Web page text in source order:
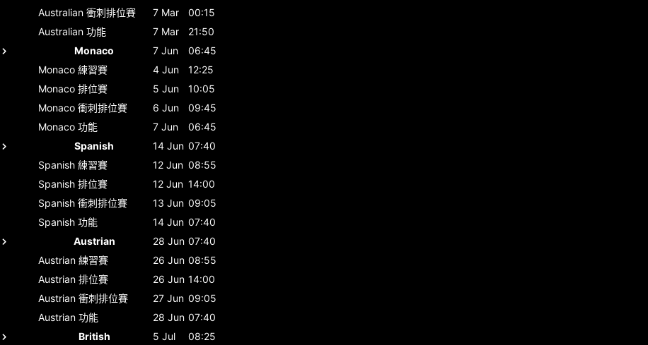
Australian 衝刺排位賽 7 Mar
00:15
Australian 功能 7 Mar
21:50
Monaco
7 Jun
06:45
Monaco 練習賽 4 Jun
12:25
Monaco 排位賽 5 Jun
10:05
Monaco 衝刺排位賽 6 Jun
09:45
Monaco 功能 7 Jun
06:45
Spanish
14 Jun 07:40
Spanish 練習賽 12 Jun 08:55
Spanish 排位賽 12 Jun 14:00
Spanish 衝刺排位賽 13 Jun 09:05
Spanish 功能 14 Jun 07:40
Austrian
28 Jun 07:40
Austrian 練習賽 26 Jun 08:55
Austrian 排位賽 26 Jun 14:00
Austrian 衝刺排位賽 27 Jun 09:05
Austrian 功能 28 Jun 07:40
British
5 Jul
08:25